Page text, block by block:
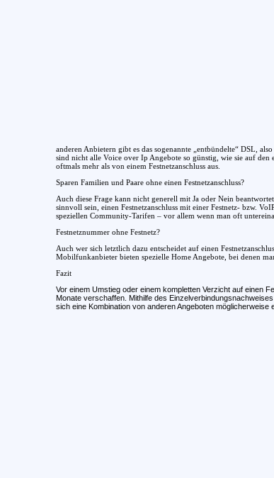
anderen Anbietern gibt es das sogenannte „entbündelte“ DSL,
sind nicht alle Voice over Ip Angebote so günstig, wie sie auf
oftmals mehr als von einem Festnetzanschluss aus.
Sparen Familien und Paare ohne einen Festnetzanschluss?
Auch diese Frage kann nicht generell mit Ja oder Nein
sinnvoll sein, einen Festnetzanschluss mit einer Festnetz- bzw.
speziellen Community-Tarifen – vor allem wenn man oft
Festnetznummer ohne Festnetz?
Auch wer sich letztlich dazu entscheidet auf einen
Mobilfunkanbieter bieten spezielle Home Angebote, bei denen
Fazit
Vor einem Umstieg oder einem kompletten Verzicht auf einen
Monate verschaffen. Mithilfe des
sich eine Kombination von anderen Angeboten möglicherweise